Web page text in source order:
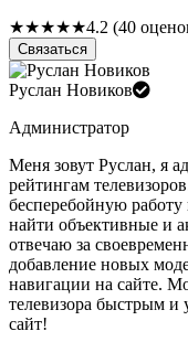
★★★★★4.2 (40
Связаться
Руслан Новиков
Администратор
Меня зовут Руслан, я
рейтингам
бесперебойную
найти объективные и
отвечаю за
добавление новых
навигации на сайте.
телевизора быстрым
сайт!